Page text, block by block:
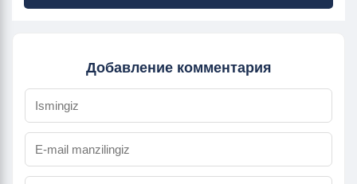
Добавление комментария